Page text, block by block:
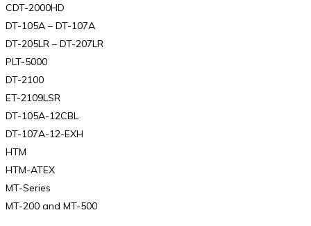
CDT-2000HD
DT-105A – DT-107A
DT-205LR – DT-207LR
PLT-5000
DT-2100
ET-2109LSR
DT-105A-12CBL
DT-107A-12-EXH
HTM
HTM-ATEX
MT-Series
MT-200 and MT-500